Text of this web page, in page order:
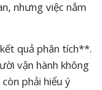
nhưng việc nắm
quả phân tích**.
vận hành không
phải hiểu ý